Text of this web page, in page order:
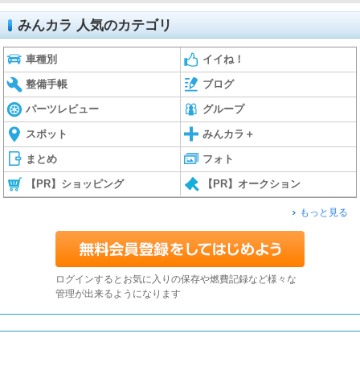
みんカラ 人気のカテゴリ
車種別 イイね！
整備手帳 ブログ
パーツレビュー グループ
スポット みんカラ＋
まとめ フォト
【PR】ショッピング 【PR】オークション
もっと見る
ログインするとお気に入りの保存や燃費記録など様々な
管理が出来るようになります